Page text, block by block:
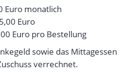
Euro monatlich
Euro
Euro pro Bestellung
sowie das Mittagessen
verrechnet.